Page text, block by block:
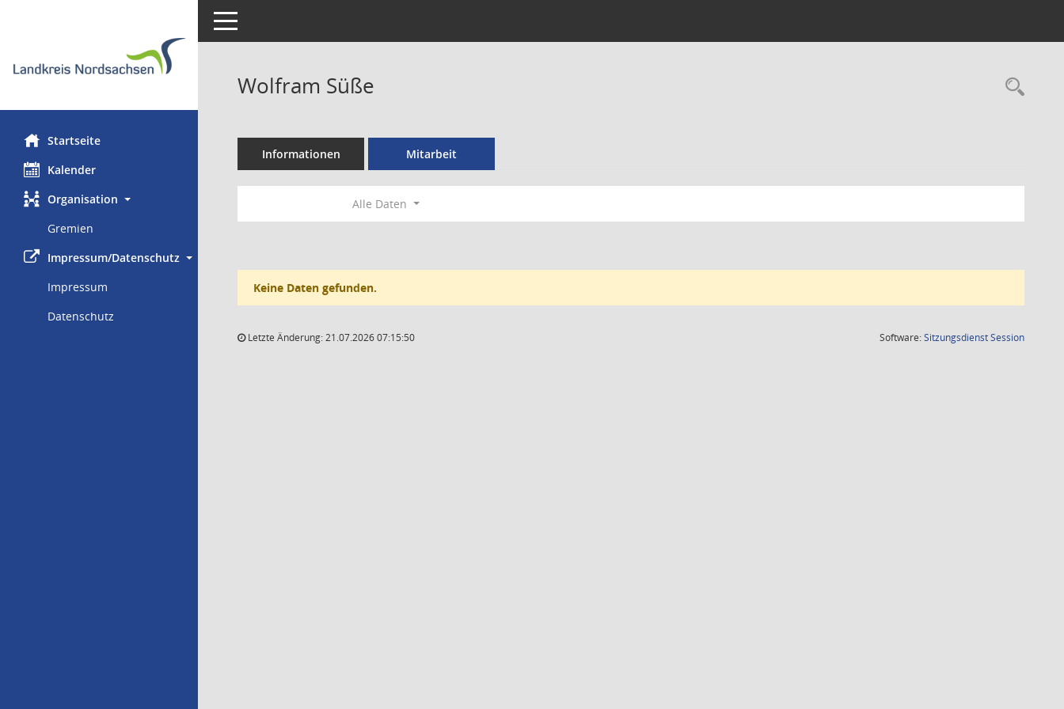
Startseite
Kalender
Organisation
Gremien
Impressum/Datenschutz
Impressum
Datenschutz
Toggle navigation
Wolfram Süße
Informationen Mitarbeit
Alle Daten
Keine Daten gefunden.
Letzte Änderung: 21.07.2026 07:15:50 Software:SitzungsdienstSession(Wird in